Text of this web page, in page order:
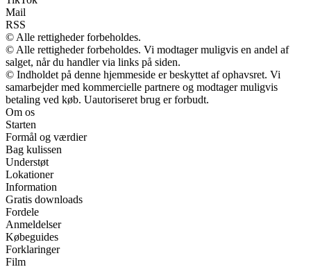
Mail
RSS
© Alle rettigheder forbeholdes.
© Alle rettigheder forbeholdes. Vi modtager muligvis en andel af
salget, når du handler via links på siden.
© Indholdet på denne hjemmeside er beskyttet af ophavsret. Vi
samarbejder med kommercielle partnere og modtager muligvis
betaling ved køb. Uautoriseret brug er forbudt.
Om os
Starten
Formål og værdier
Bag kulissen
Understøt
Lokationer
Information
Gratis downloads
Fordele
Anmeldelser
Købeguides
Forklaringer
Film